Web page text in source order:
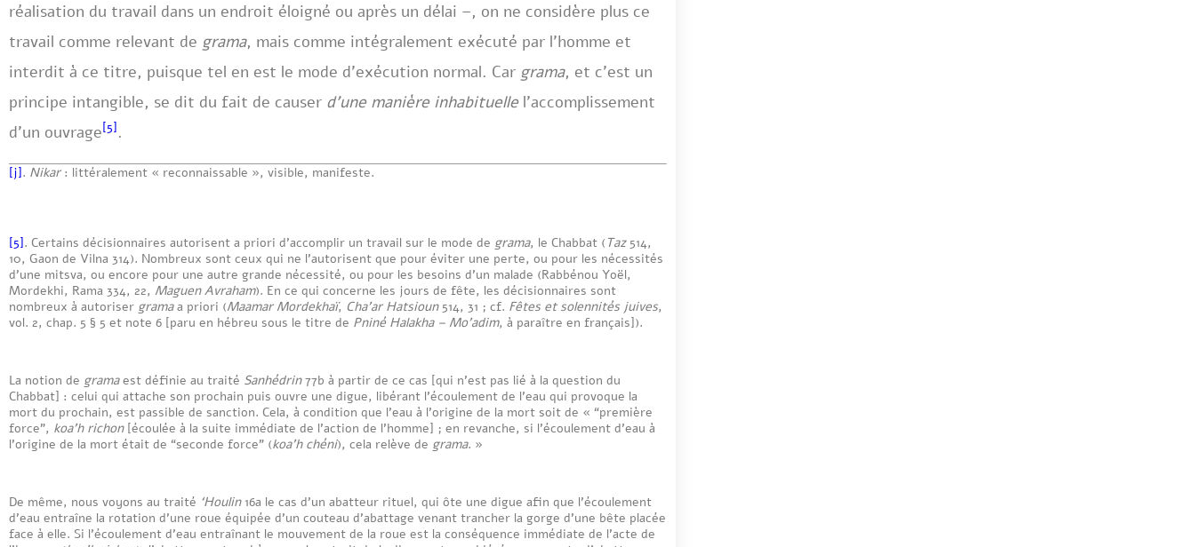
réalisation du travail dans un endroit éloigné ou après un délai –, on ne considère plus ce
travail comme relevant de grama, mais comme intégralement exécuté par l’homme et
interdit à ce titre, puisque tel en est le mode d’exécution normal. Car grama, et c’est un
principe intangible, se dit du fait de causer d’une manière inhabituellel’accomplissement
d’un ouvrage[5] .
[j]. Nikar: littéralement « reconnaissable », visible, manifeste.
[5]. Certains décisionnaires autorisent a priori d’accomplir un travail sur le mode de grama, le Chabbat ( Taz514,
10, Gaon de Vilna 314). Nombreux sont ceux qui ne l’autorisent que pour éviter une perte, ou pour les nécessités
d’une mitsva, ou encore pour une autre grande nécessité, ou pour les besoins d’un malade (Rabbénou Yoël,
Mordekhi, Rama 334, 22, Maguen Avraham). En ce qui concerne les jours de fête, les décisionnaires sont
nombreux à autoriser gramaa priori (Maamar Mordekhaï, Cha’ar Hatsioun514, 31 ; cf. Fêtes et solennités juives,
vol. 2, chap. 5 § 5 et note 6 [paru en hébreu sous le titre de Pniné Halakha – Mo’adim, à paraître en français]).
La notion de gramaest définie au traité Sanhédrin77b à partir de ce cas [qui n’est pas lié à la question du
Chabbat] : celui qui attache son prochain puis ouvre une digue, libérant l’écoulement de l’eau qui provoque la
mort du prochain, est passible de sanction. Cela, à condition que l’eau à l’origine de la mort soit de « “première
force”, koa’h richon[écoulée à la suite immédiate de l’action de l’homme] ; en revanche, si l’écoulement d’eau à
l’origine de la mort était de “seconde force” (koa’h chéni), cela relève de grama. »
De même, nous voyons au traité ‘Houlin16a le cas d’un abatteur rituel, qui ôte une digue afin que l’écoulement
d’eau entraîne la rotation d’une roue équipée d’un couteau d’abattage venant trancher la gorge d’une bête placée
face à elle. Si l’écoulement d’eau entraînant le mouvement de la roue est la conséquence immédiate de l’acte de